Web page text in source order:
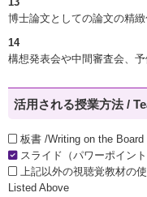
博士論文としての論文の精
14
構想発表会や中間審査会、
活用される授業方法 /
板書 /Writing on the Board
スライド（パワーポイン
上記以外の視聴覚教材の
Listed Above